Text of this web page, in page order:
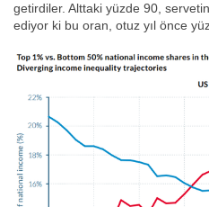
getirdiler. Alttaki yüzde 90,
ediyor ki bu oran, otuz yıl önce